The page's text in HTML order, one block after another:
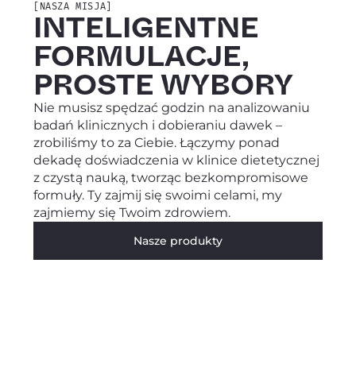
[NASZA MISJA]
INTELIGENTNE
FORMULACJE,
PROSTE WYBORY
Nie musisz spędzać godzin na analizowaniu
badań klinicznych i dobieraniu dawek –
zrobiliśmy to za Ciebie. Łączymy ponad
dekadę doświadczenia w klinice dietetycznej
z czystą nauką, tworząc bezkompromisowe
formuły. Ty zajmij się swoimi celami, my
zajmiemy się Twoim zdrowiem.
Nasze produkty
Specjalna oferta
dla Ciebie 🎉
Aby odebrać, wybierz jakiego
Lepszego trawienia